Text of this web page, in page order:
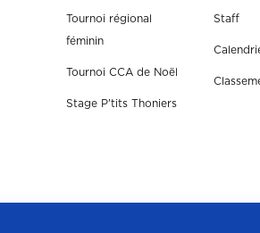
Tournoi régional
féminin
Tournoi CCA de Noël
Stage P'tits Thoniers
Staff